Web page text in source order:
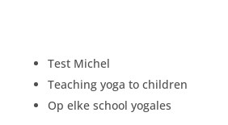
Test Michel
Teaching yoga to children
Op elke school yogales